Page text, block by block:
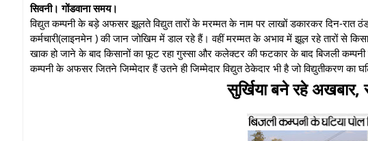
सिवनी। गोंडवाना समय।
विद्युत कम्पनी के बड़े अफसर झूलते विद्युत तारों के मरम्मत के नाम पर लाखों डकारकर दिन-रात
कर्मचारी(लाइनमेन ) की जान जोखिम में डाल रहे हैं। वहीं मरम्मत के अभाव में झूल रहे तारों से
खाक हो जाने के बाद किसानों का फूट रहा गुस्सा और कलेक्टर की फटकार के बाद बिजली
कम्पनी के अफसर जितने जिम्मेदार हैं उतने ही जिम्मेदार विद्युत ठेकेदार भी है जो विद्युतीकरण का
सुर्खिया बने रहे